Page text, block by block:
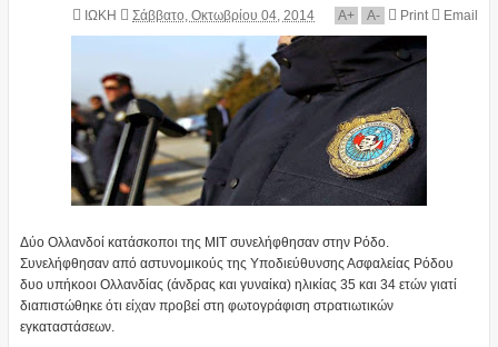
ΙΩΚΗ Σάββατο, Οκτωβρίου 04, 2014 A+ A- Print Email
Δύο Ολλανδοί κατάσκοποι της ΜΙΤ συνελήφθησαν στην Ρόδο.
Συνελήφθησαν από αστυνομικούς της Υποδιεύθυνσης Ασφαλείας Ρόδου
δυο υπήκοοι Ολλανδίας (άνδρας και γυναίκα) ηλικίας 35 και 34 ετών γιατί
διαπιστώθηκε ότι είχαν προβεί στη φωτογράφιση στρατιωτικών
εγκαταστάσεων.